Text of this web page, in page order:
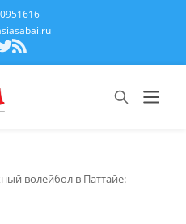
волейбол в Паттайе: